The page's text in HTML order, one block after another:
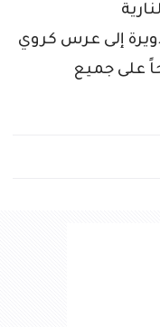
إلى عرس كروي
على جميع